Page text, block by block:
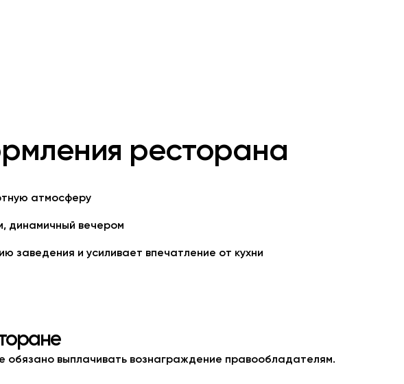
ресторана
атмосферу
динамичный вечером
заведения и усиливает впечатление от кухни
обязано выплачивать вознаграждение правообладателям.